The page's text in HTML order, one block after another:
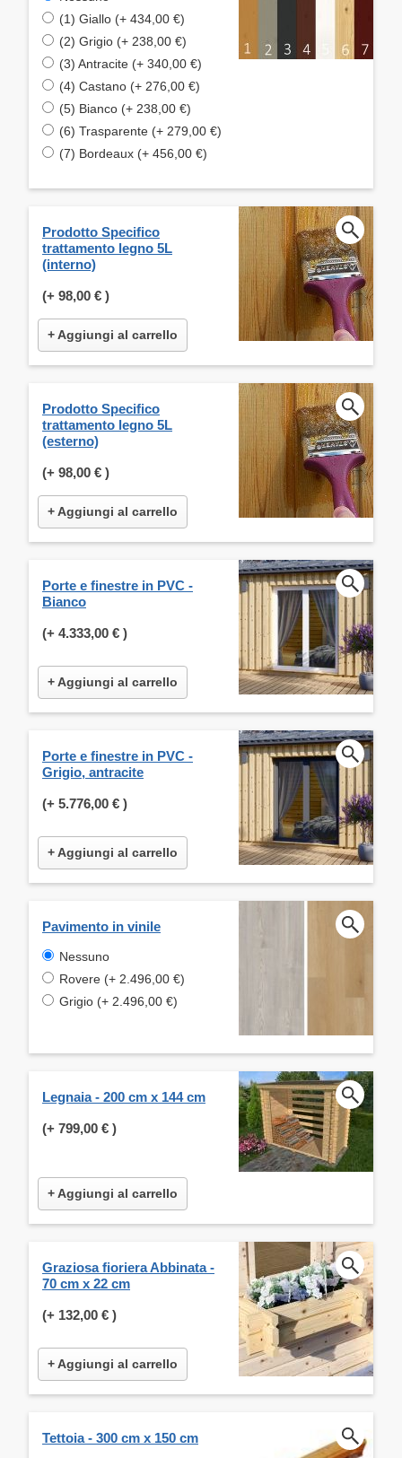
(1) Giallo (+ 434,00 €)
(2) Grigio (+ 238,00 €)
(3) Antracite (+ 340,00 €)
(4) Castano (+ 276,00 €)
(5) Bianco (+ 238,00 €)
(6) Trasparente (+ 279,00 €)
(7) Bordeaux (+ 456,00 €)
Prodotto Specifico
trattamento legno 5L
(interno)
(+ 98,00 € )
+ Aggiungi al carrello
Prodotto Specifico
trattamento legno 5L
(esterno)
(+ 98,00 € )
+ Aggiungi al carrello
Porte e finestre in PVC -
Bianco
(+ 4.333,00 € )
+ Aggiungi al carrello
Porte e finestre in PVC -
Grigio, antracite
(+ 5.776,00 € )
+ Aggiungi al carrello
Pavimento in vinile
Nessuno
Rovere (+ 2.496,00 €)
Grigio (+ 2.496,00 €)
Legnaia - 200 cm x 144 cm
(+ 799,00 € )
+ Aggiungi al carrello
Graziosa fioriera Abbinata -
70 cm x 22 cm
(+ 132,00 € )
+ Aggiungi al carrello
Tettoia - 300 cm x 150 cm